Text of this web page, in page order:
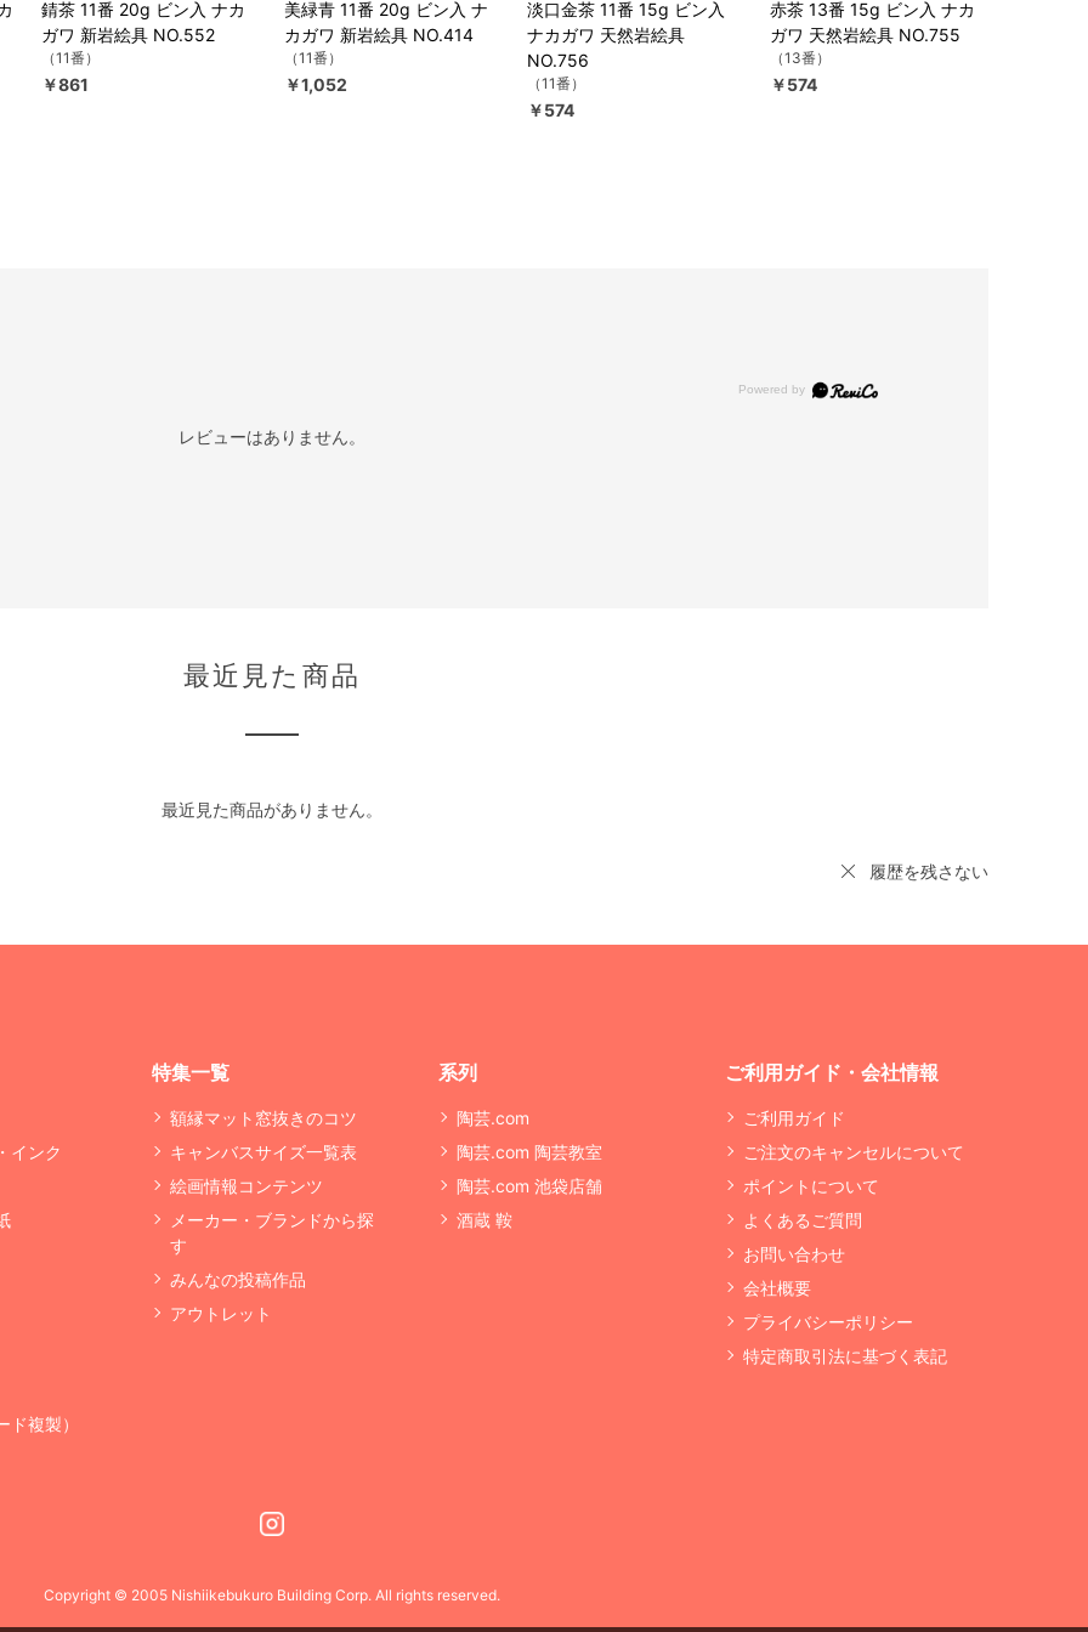
錆茶 11番 20g ビン入 ナカ
ガワ 新岩絵具 NO.552
（11番）
￥861
美緑青 11番 20g ビン入 ナ
カガワ 新岩絵具 NO.414
（11番）
￥1,052
淡口金茶 11番 15g ビン入
ナカガワ 天然岩絵具
NO.756
（11番）
￥574
赤茶 13番 15g ビン入 ナカ
ガワ 天然岩絵具 NO.755
（13番）
￥574
レビューはありません。
最近見た商品
最近見た商品がありません。
履歴を残さない
インク
複製）
特集一覧
額縁マット窓抜きのコツ
キャンバスサイズ一覧表
絵画情報コンテンツ
メーカー・ブランドから探
す
みんなの投稿作品
アウトレット
系列
陶芸.com
陶芸.com 陶芸教室
陶芸.com 池袋店舗
酒蔵 鞍
ご利用ガイド・会社情報
ご利用ガイド
ご注文のキャンセルについて
ポイントについて
よくあるご質問
お問い合わせ
会社概要
プライバシーポリシー
特定商取引法に基づく表記
Copyright © 2005 Nishiikebukuro Building Corp. All rights reserved.